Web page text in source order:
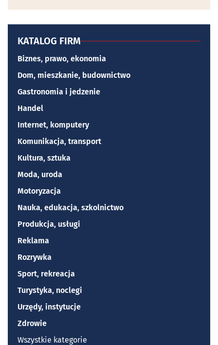
KATALOG FIRM
Biznes, prawo, ekonomia
Dom, mieszkanie, budownictwo
Gastronomia i jedzenie
Handel
Internet, komputery
Komunikacja, transport
Kultura, sztuka
Moda, uroda
Motoryzacja
Nauka, edukacja, szkolnictwo
Produkcja, usługi
Reklama
Rozrywka
Sport, rekreacja
Turystyka, noclegi
Urzędy, instytucje
Zdrowie
Wszystkie kategorie